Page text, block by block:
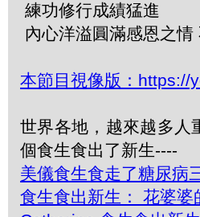
練功修行成績猛進
內心洋溢圓滿感恩之
本節目視像版：https://
世界各地，越來越多人
個食生食出了新生----
美儀食生食走了糖尿病
食生食出新生： 花婆婆